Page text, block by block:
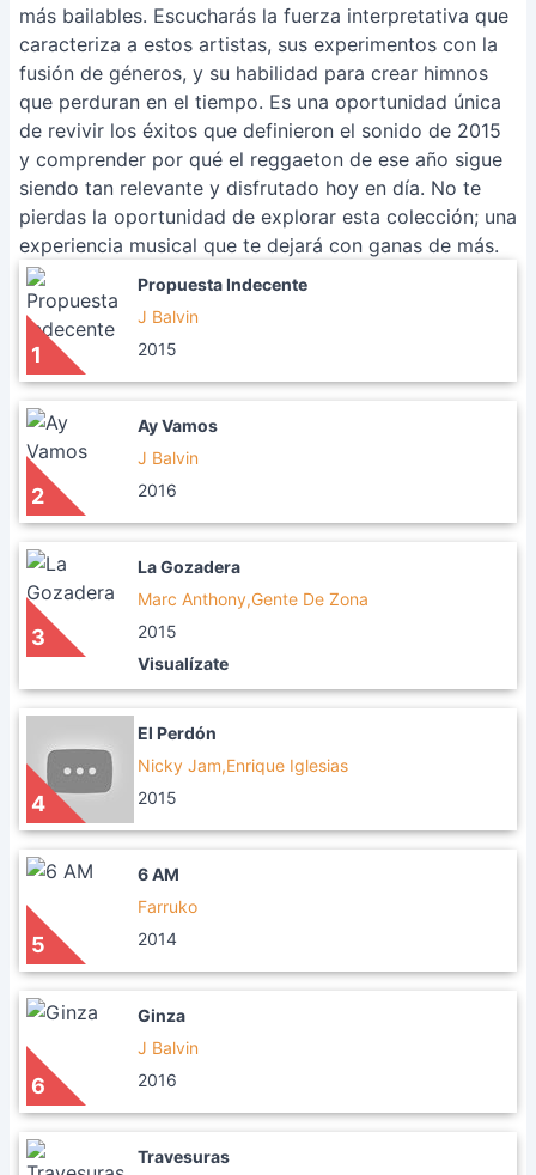
más bailables. Escucharás la fuerza interpretativa que
caracteriza a estos artistas, sus experimentos con la
fusión de géneros, y su habilidad para crear himnos
que perduran en el tiempo. Es una oportunidad única
de revivir los éxitos que definieron el sonido de 2015
y comprender por qué el reggaeton de ese año sigue
siendo tan relevante y disfrutado hoy en día. No te
pierdas la oportunidad de explorar esta colección; una
experiencia musical que te dejará con ganas de más.
1
Propuesta Indecente
J Balvin
2015
2
Ay Vamos
J Balvin
2016
3
La Gozadera
Marc Anthony,Gente De Zona
2015
Visualízate
4
El Perdón
Nicky Jam,Enrique Iglesias
2015
5
6 AM
Farruko
2014
6
Ginza
J Balvin
2016
Travesuras